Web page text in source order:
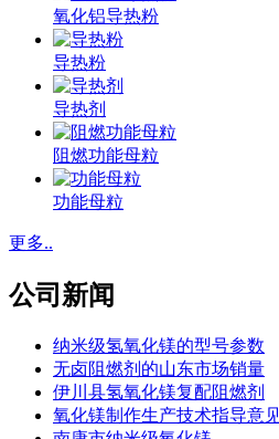
氧化铝导热粉
导热粉
导热剂
阻燃功能母粒
功能母粒
更多..
公司新闻
纳米级氢氧化镁的型号参数
无卤阻燃剂的山东市场销量
伊川县氢氧化镁复配阻燃剂
氧化镁制作生产技术指导意